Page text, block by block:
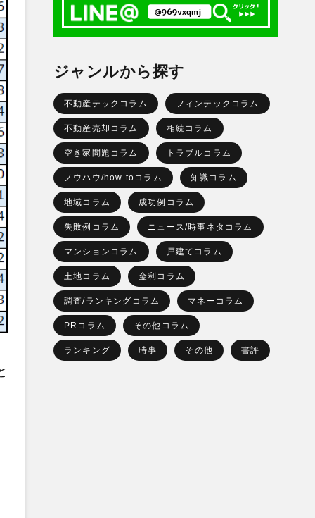
ジャンルから探す
不動産テックコラム フィンテックコラム
不動産売却コラム 相続コラム
空き家問題コラム トラブルコラム
ノウハウ/how toコラム 知識コラム
地域コラム 成功例コラム
失敗例コラム ニュース/時事ネタコラム
マンションコラム 戸建てコラム
土地コラム 金利コラム
調査/ランキングコラム マネーコラム
PRコラム その他コラム
ランキング 時事 その他 書評